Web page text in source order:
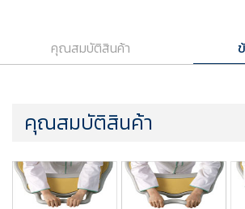
คุณสมบัติสินค้า
คุณสมบัติสินค้า